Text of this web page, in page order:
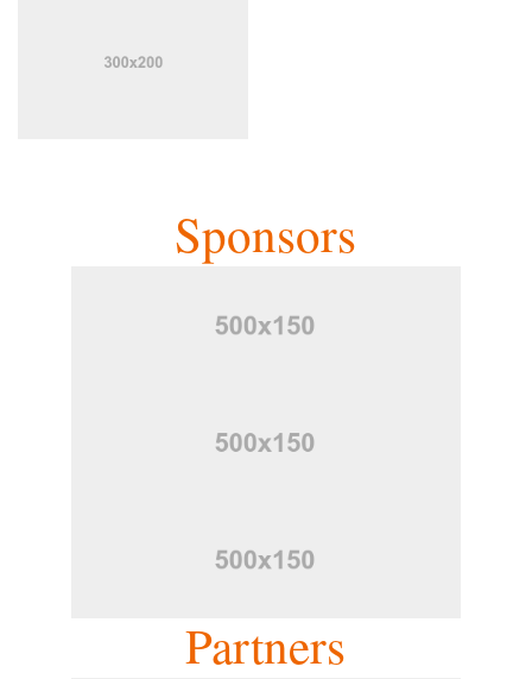
Sponsors
Partners